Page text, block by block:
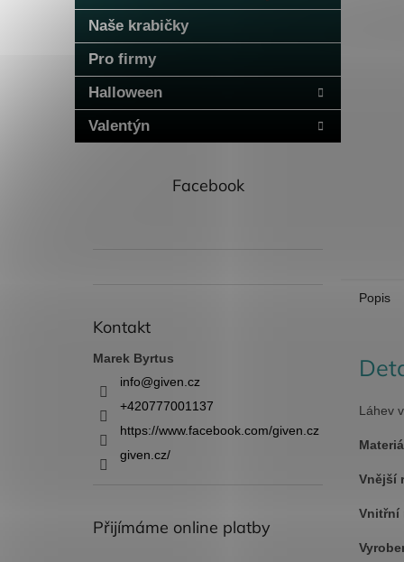
n
Naše krabičky
Pro firmy
Halloween
Valentýn
Facebook
Kontakt
Marek Byrtus
info@given.cz
+420777001137
https://www.facebook.com/given.cz
given.cz/
Přijímáme online platby
Popis
Láhev
Vnější
Vnitřní